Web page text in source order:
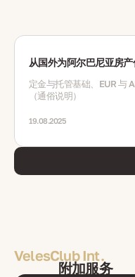
从国外为阿尔巴尼亚房
定金与托管基础、EUR 与
（通俗说明）
19.08.2025
VelesClub Int.
附加服务